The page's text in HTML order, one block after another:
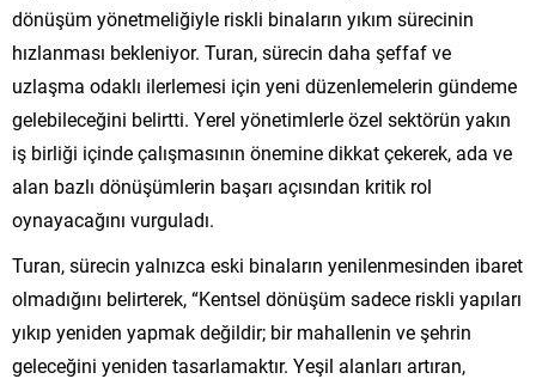
dönüşüm yönetmeliğiyle riskli binaların yıkım sürecinin
hızlanması bekleniyor. Turan, sürecin daha şeffaf ve
uzlaşma odaklı ilerlemesi için yeni düzenlemelerin gündeme
gelebileceğini belirtti. Yerel yönetimlerle özel sektörün yakın
iş birliği içinde çalışmasının önemine dikkat çekerek, ada ve
alan bazlı dönüşümlerin başarı açısından kritik rol
oynayacağını vurguladı.
Turan, sürecin yalnızca eski binaların yenilenmesinden ibaret
olmadığını belirterek, “Kentsel dönüşüm sadece riskli yapıları
yıkıp yeniden yapmak değildir; bir mahallenin ve şehrin
geleceğini yeniden tasarlamaktır. Yeşil alanları artıran,